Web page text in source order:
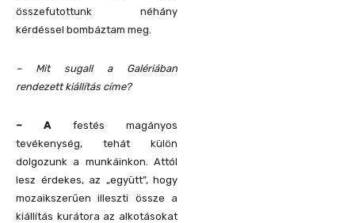
összefutottunk néhány
kérdéssel bombáztam meg.
– Mit sugall a Galériában
rendezett kiállítás címe?
– A festés magányos
tevékenység, tehát külön
dolgozunk a munkáinkon. Attól
lesz érdekes, az „együtt”, hogy
mozaikszerűen illeszti össze a
kiállítás kurátora az alkotásokat